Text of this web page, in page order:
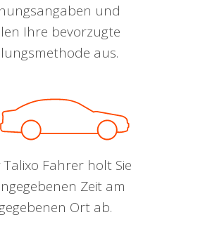
und
Ihre bevorzugte
aus.
Talixo Fahrer holt Sie
Zeit am
Ort ab.